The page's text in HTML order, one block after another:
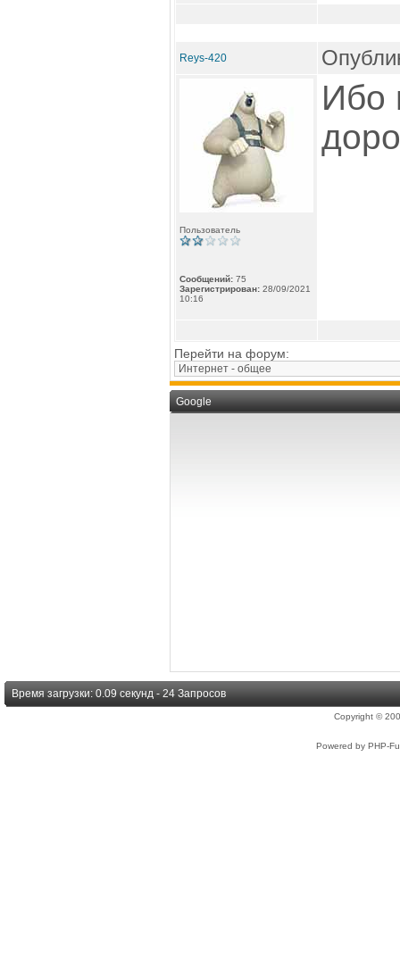
Reys-420
Пользователь
Сообщений: 75
Зарегистрирован: 28/09/2021
10:16
Ибо
Перейти на форум:
Google
Время загрузки: 0.09 секунд - 24 Запросов
Copyright ©
Powered by PHP-